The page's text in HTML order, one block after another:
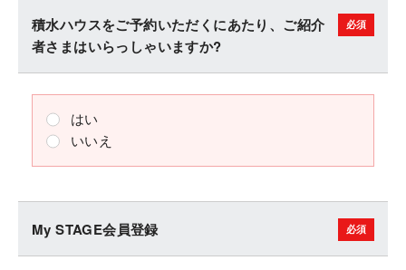
積水ハウスをご予約いただくにあたり、ご紹介
者さまはいらっしゃいますか?
はい
いいえ
My STAGE会員登録